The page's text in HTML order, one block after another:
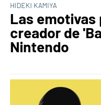
HIDEKI KAMIYA
Las emotivas
creador de
Nintendo